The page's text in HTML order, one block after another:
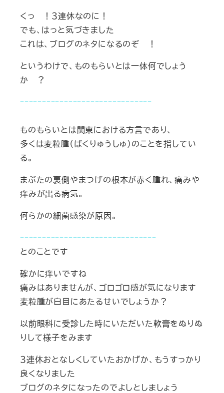
くっ ！３連休なのに！
でも、はっと気づきました
これは、ブログのネタになるのぞ ！
というわけで、ものもらいとは一体何でしょう
か ？
ｰｰｰｰｰｰｰｰｰｰｰｰｰｰｰｰｰｰｰｰｰｰｰｰｰｰｰｰｰｰ
ものもらいとは関東における方言であり、
多くは麦粒腫（ばくりゅうしゅ）のことを指してい
る。
まぶたの裏側やまつげの根本が赤く腫れ、痛みや
痒みが出る病気。
何らかの細菌感染が原因。
ｰｰｰｰｰｰｰｰｰｰｰｰｰｰｰｰｰｰｰｰｰｰｰｰｰｰｰｰｰｰｰ
とのことです
確かに痒いですね
痛みはありませんが、ゴロゴロ感が気になります
麦粒腫が白目にあたるせいでしょうか？
以前眼科に受診した時にいただいた軟膏をぬりぬ
りして様子をみます
３連休おとなしくしていたおかげか、もうすっかり
良くなりました
ブログのネタになったのでよしとしましょう